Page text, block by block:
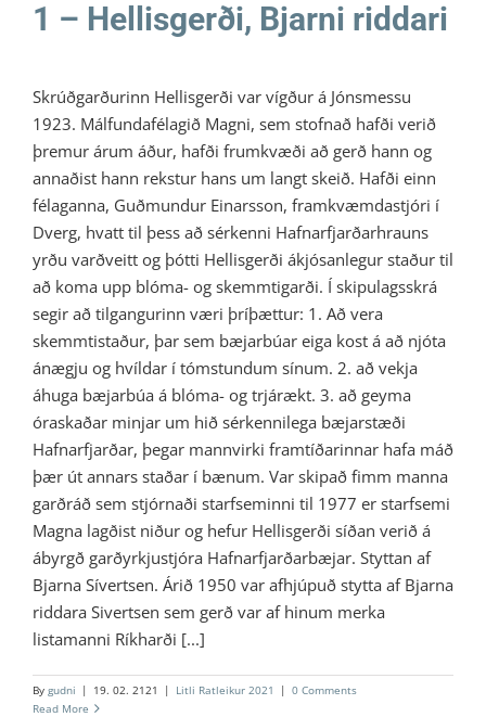
1 – Hellisgerði, Bjarni riddari
Skrúðgarðurinn Hellisgerði var vígður á Jónsmessu
1923. Málfundafélagið Magni, sem stofnað hafði verið
þremur árum áður, hafði frumkvæði að gerð hann og
annaðist hann rekstur hans um langt skeið. Hafði einn
félaganna, Guðmundur Einarsson, framkvæmdastjóri í
Dverg, hvatt til þess að sérkenni Hafnarfjarðarhrauns
yrðu varðveitt og þótti Hellisgerði ákjósanlegur staður til
að koma upp blóma- og skemmtigarði. Í skipulagsskrá
segir að tilgangurinn væri þríþættur: 1. Að vera
skemmtistaður, þar sem bæjarbúar eiga kost á að njóta
ánægju og hvíldar í tómstundum sínum. 2. að vekja
áhuga bæjarbúa á blóma- og trjárækt. 3. að geyma
óraskaðar minjar um hið sérkennilega bæjarstæði
Hafnarfjarðar, þegar mannvirki framtíðarinnar hafa máð
þær út annars staðar í bænum. Var skipað fimm manna
garðráð sem stjórnaði starfseminni til 1977 er starfsemi
Magna lagðist niður og hefur Hellisgerði síðan verið á
ábyrgð garðyrkjustjóra Hafnarfjarðarbæjar. Styttan af
Bjarna Sívertsen. Árið 1950 var afhjúpuð stytta af Bjarna
riddara Sivertsen sem gerð var af hinum merka
listamanni Ríkharði [...]
By gudni | 19. 02. 2121 | Litli Ratleikur 2021 | 0 Comments
Read More